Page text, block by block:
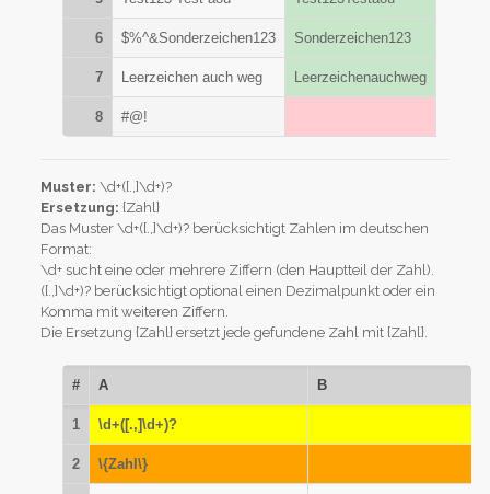
6 $%^&Sonderzeichen123 Sonderzeichen123
7 Leerzeichen auch weg Leerzeichenauchweg
8 #@!
Muster: \d+([.,]\d+)?
Ersetzung: {Zahl}
Das Muster \d+([.,]\d+)? berücksichtigt Zahlen im deutschen
Format:
\d+ sucht eine oder mehrere Ziffern (den Hauptteil der Zahl).
([.,]\d+)? berücksichtigt optional einen Dezimalpunkt oder ein
Komma mit weiteren Ziffern.
Die Ersetzung {Zahl} ersetzt jede gefundene Zahl mit {Zahl}.
# A B
1 \d+([.,]\d+)?
2 \{Zahl\}